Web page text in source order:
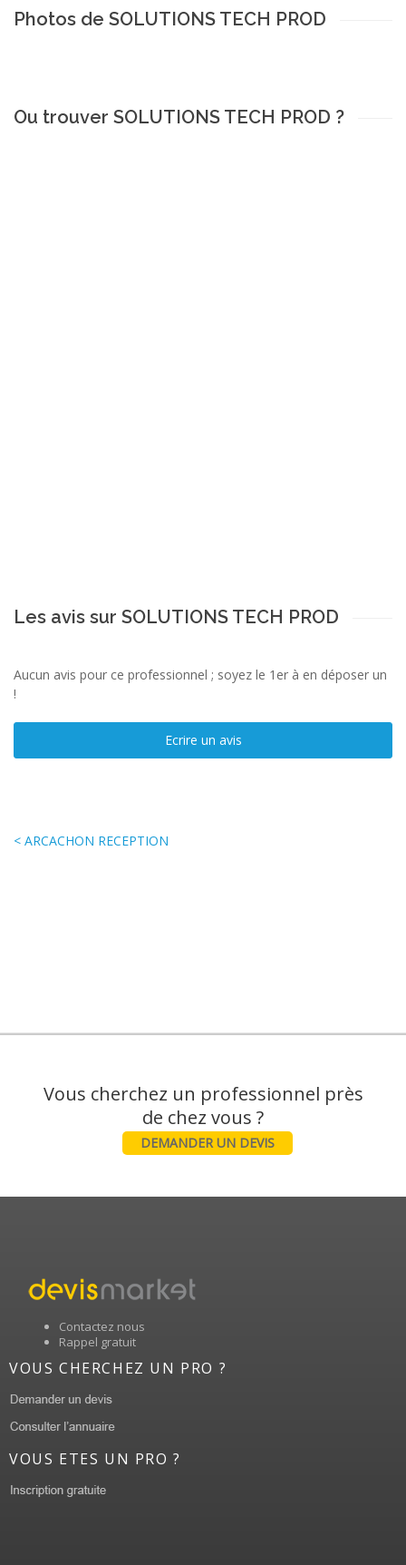
Photos de SOLUTIONS TECH PROD
Ou trouver SOLUTIONS TECH PROD ?
Les avis sur SOLUTIONS TECH PROD
Aucun avis pour ce professionnel ; soyez le 1er à en déposer un
!
Ecrire un avis
< ARCACHON RECEPTION
Vous cherchez un professionnel près
DEMANDER UN DEVIS
Contactez nous
Rappel gratuit
VOUS CHERCHEZ UN PRO ?
VOUS ETES UN PRO ?